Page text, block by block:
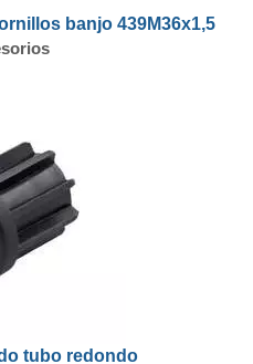
banjo 439M36x1,5
tubo redondo